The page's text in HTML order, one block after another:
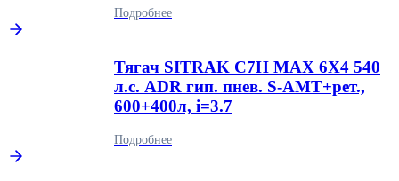
Подробнее
Тягач SITRAK C7H MAX 6Х4 540
л.с. ADR гип. пнев. S-AMT+рет.,
600+400л, i=3.7
Подробнее